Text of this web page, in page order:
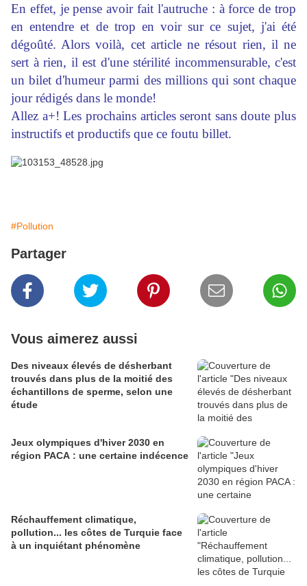
En effet, je pense avoir fait l'autruche : à force de trop
en entendre et de trop en voir sur ce sujet, j'ai été
dégoûté. Alors voilà, cet article ne résout rien, il ne
sert à rien, il est d'une stérilité incommensurable, c'est
un bilet d'humeur parmi des millions qui sont chaque
jour rédigés dans le monde!
Allez a+! Les prochains articles seront sans doute plus
instructifs et productifs que ce foutu billet.
#Pollution
Partager
Vous aimerez aussi
Des niveaux élevés de désherbant
trouvés dans plus de la moitié des
échantillons de sperme, selon une
étude
Jeux olympiques d'hiver 2030 en
région PACA : une certaine indécence
Réchauffement climatique,
pollution... les côtes de Turquie face
à un inquiétant phénomène